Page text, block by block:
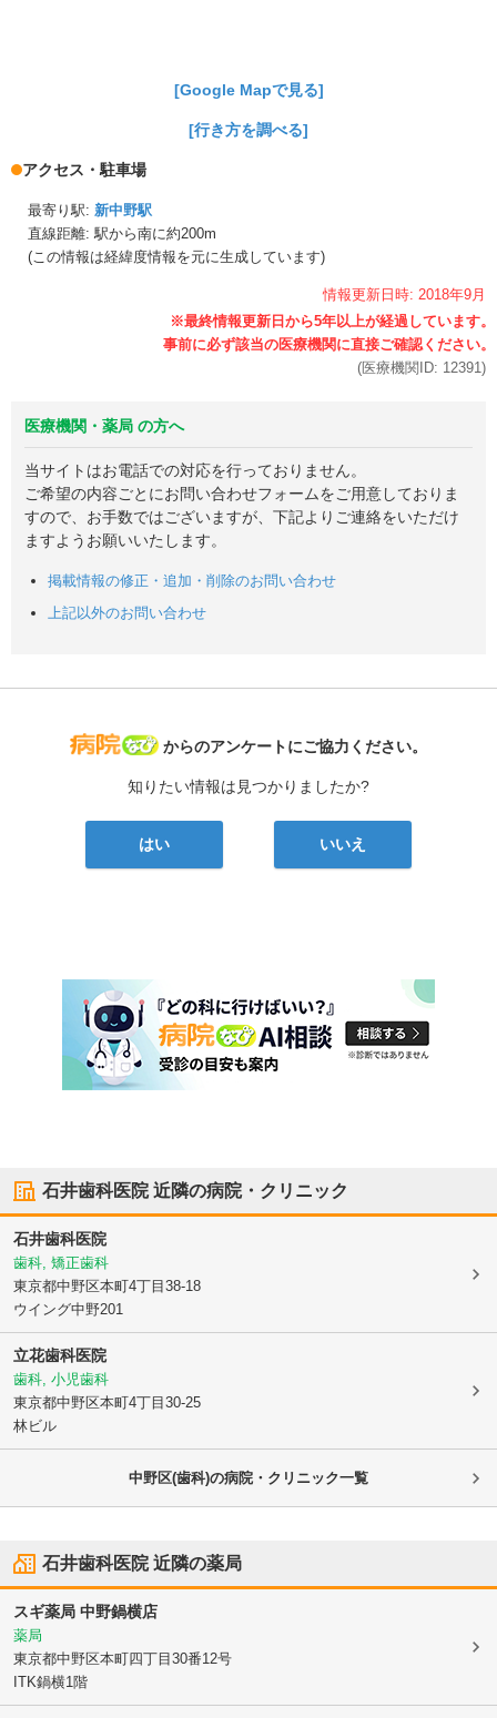
[Google Mapで見る]
[行き方を調べる]
アクセス・駐車場
最寄り駅: 新中野駅
直線距離: 駅から南に約200m
(この情報は経緯度情報を元に生成しています)
情報更新日時: 2018年9月
(医療機関ID: 12391)
医療機関・薬局 の方へ
当サイトはお電話での対応を行っておりません。
ご希望の内容ごとにお問い合わせフォームをご用意しておりま
すので、お手数ではございますが、下記よりご連絡をいただけ
ますようお願いいたします。
掲載情報の修正・追加・削除のお問い合わせ
上記以外のお問い合わせ
病院なび
からのアンケートにご協力ください。
知りたい情報は見つかりましたか?
はい いいえ
石井歯科医院近隣の病院・クリニック
石井歯科医院
歯科, 矯正歯科
東京都中野区本町4丁目38-18
ウイング中野201
立花歯科医院
歯科, 小児歯科
東京都中野区本町4丁目30-25
林ビル
中野区(歯科)の病院・クリニック一覧
石井歯科医院近隣の薬局
スギ薬局 中野鍋横店
薬局
東京都中野区本町四丁目30番12号
ITK鍋横1階